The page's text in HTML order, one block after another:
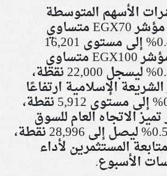
الأسهم المتوسطة
مؤشرEGX70متساوي
الأوزان بنسبة 0.42% إلى مستوى 16,201
EGX100متساوي
الأوزان بنسبة 0.34% ليسجل 22,000 نقطة،
الإسلامية ارتفاعًا
طفيفًا بنسبة 0.03% إلى مستوى 5,912 نقطة،
الاتجاه العام للسوق
متراجعًا بنسبة 0.55% ليصل إلى 28,996 نقطة،
المستثمرين لأداء
الأسبوع.